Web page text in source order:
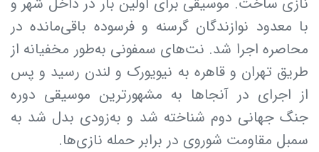
با معدود نوازندگان گرسنه و فرسوده باقی‌مانده در
محاصره اجرا شد. نت‌های سمفونی به‌طور مخفیانه از
طریق تهران و قاهره به نیویورک و لندن رسید و پس
از اجرای در آنجاها به مشهورترین موسیقی دوره
جنگ جهانی دوم شناخته شد و به‌زودی بدل شد به
سمبل مقاومت شوروی در برابر حمله نازی‌ها.